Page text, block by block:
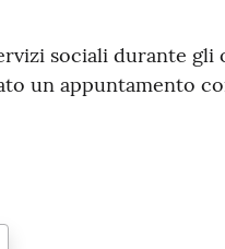
sociali durante
un appuntamento